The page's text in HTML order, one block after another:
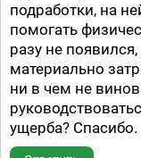
подработки, на
помогать
разу не
материально
ни в чем не
ущерба? Спасибо.